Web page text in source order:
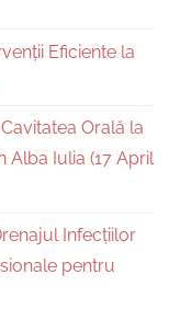
Eficiente la
Orală la
Alba Iulia (17 April
Infecțiilor
pentru